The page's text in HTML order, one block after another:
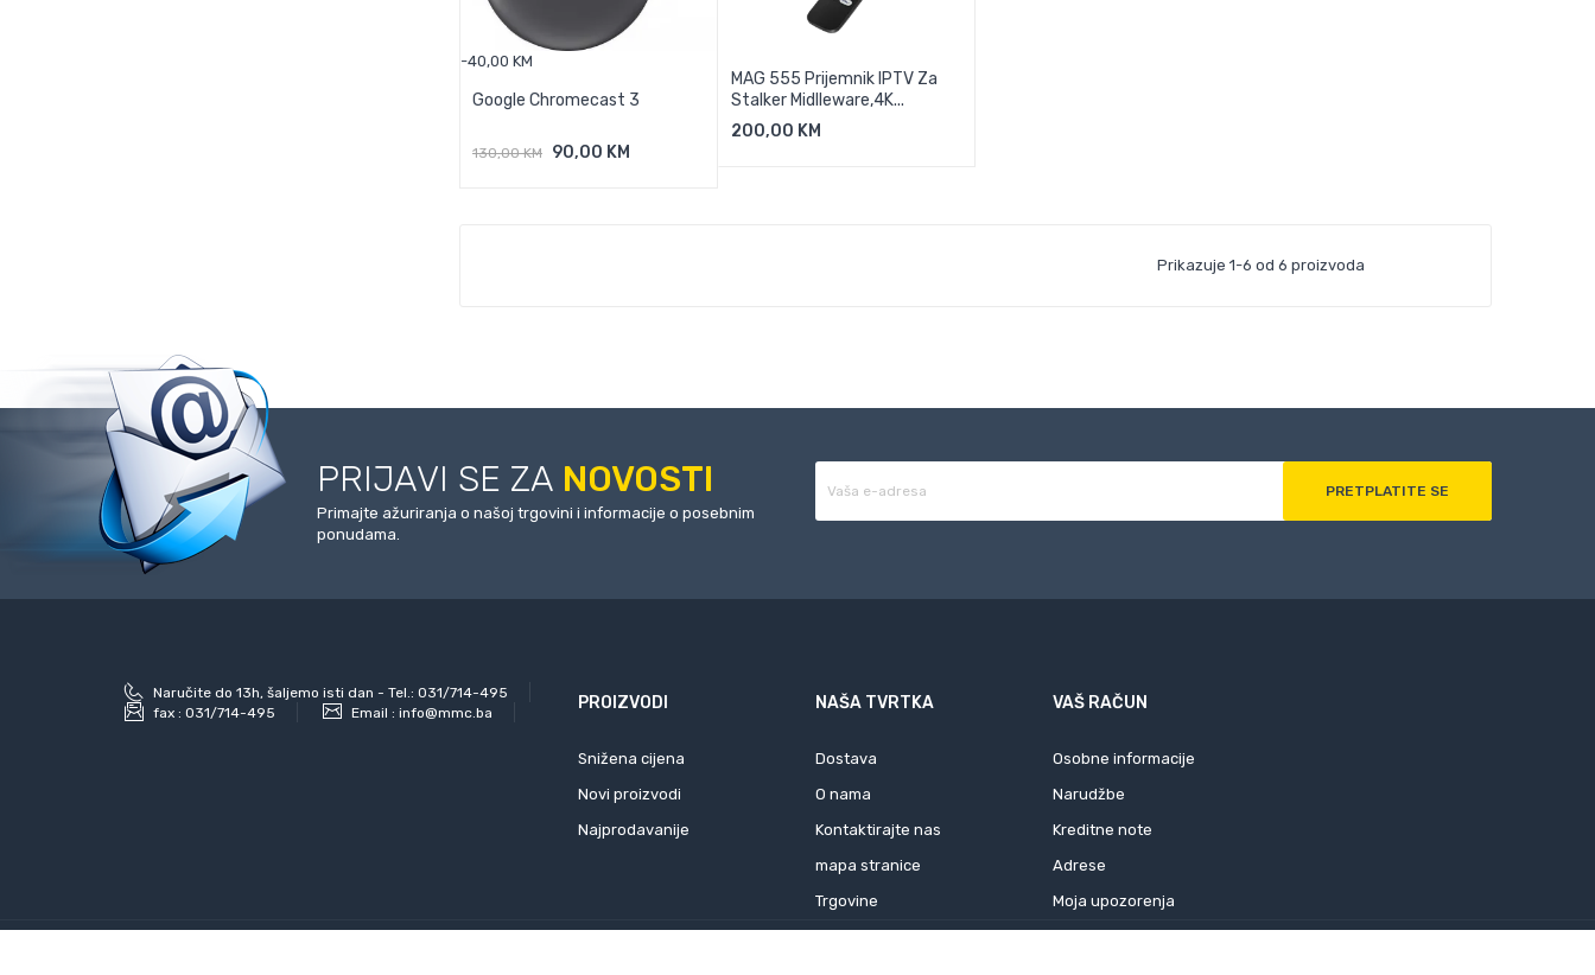
-40,00 KM
Google Chromecast 3
130,00 KM 90,00 KM
Dodaj U Košaricu
MAG 555 Prijemnik IPTV Za
Stalker Midlleware,4K...
200,00 KMDodaj U Košaricu
Prikazuje 1-6 od 6 proizvoda
PRIJAVI SE ZA NOVOSTI
Primajte ažuriranja o našoj trgovini i informacije o posebnim
ponudama.
Naručite do 13h, šaljemo isti dan - Tel.: 031/714-495
fax : 031/714-495 Email : info@mmc.ba PROIZVODI
Snižena cijena
Novi proizvodi
Najprodavanije
NAŠA TVRTKA
Dostava
O nama
Kontaktirajte nas
mapa stranice
Trgovine
VAŠ RAČUN
Osobne informacije
Narudžbe
Kreditne note
Adrese
Moja upozorenja